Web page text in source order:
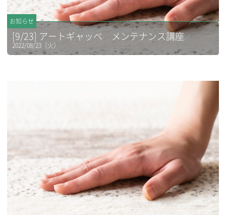
お知らせ
[9/23] アートギャッベ メンテナンス講座
2022/08/23（火）